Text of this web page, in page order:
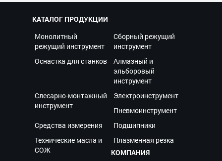
КАТАЛОГ ПРОДУКЦИИ
Монолитный
режущий инструмент
Сборный режущий
инструмент
Оснастка для станков
Алмазный и
эльборовый
инструмент
Слесарно-монтажный
инструмент
Электроинструмент
Пневмоинструмент
Средства измерения
Подшипники
Технические масла и
СОЖ
Плазменная резка
КОМПАНИЯ